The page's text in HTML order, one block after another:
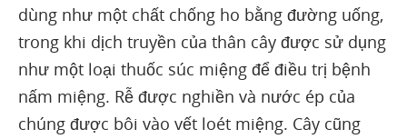
dùng như một chất chống ho bằng đường uống,
trong khi dịch truyền của thân cây được sử dụng
như một loại thuốc súc miệng để điều trị bệnh
nấm miệng. Rễ được nghiền và nước ép của
chúng được bôi vào vết loét miệng. Cây cũng